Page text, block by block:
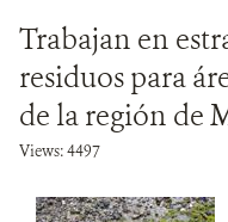
Trabajan en
residuos para
de la región de
Views: 4497